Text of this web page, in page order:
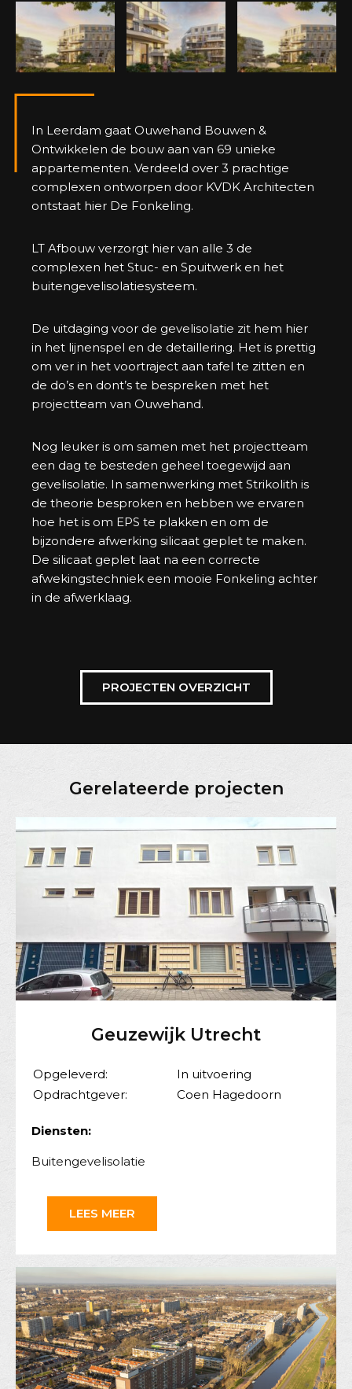
In Leerdam gaat Ouwehand Bouwen &
Ontwikkelen de bouw aan van 69 unieke
appartementen. Verdeeld over 3 prachtige
complexen ontworpen door KVDK Architecten
ontstaat hier De Fonkeling.
LT Afbouw verzorgt hier van alle 3 de
complexen het Stuc- en Spuitwerk en het
buitengevelisolatiesysteem.
De uitdaging voor de gevelisolatie zit hem hier
in het lijnenspel en de detaillering. Het is prettig
om ver in het voortraject aan tafel te zitten en
de do’s en dont’s te bespreken met het
projectteam van Ouwehand.
Nog leuker is om samen met het projectteam
een dag te besteden geheel toegewijd aan
gevelisolatie. In samenwerking met Strikolith is
de theorie besproken en hebben we ervaren
hoe het is om EPS te plakken en om de
bijzondere afwerking silicaat geplet te maken.
De silicaat geplet laat na een correcte
afwekingstechniek een mooie Fonkeling achter
in de afwerklaag.
PROJECTEN OVERZICHT
Gerelateerde projecten
Geuzewijk Utrecht
Opgeleverd:
In uitvoering
Opdrachtgever:
Coen Hagedoorn
Diensten:
Buitengevelisolatie
LEES MEER